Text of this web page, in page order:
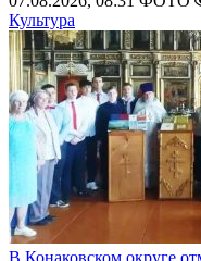
Культура
В Конаковском округе